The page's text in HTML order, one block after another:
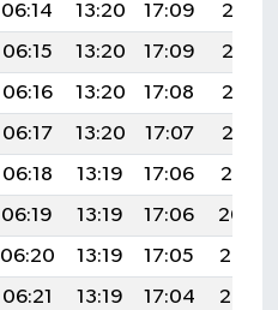
06:14 13:20 17:09
20:16
06:15 13:20 17:09
20:15
06:16 13:20 17:08
20:13
06:17 13:20 17:07
20:12
06:18 13:19 17:06
20:10
06:19 13:19 17:06
20:09
06:20 13:19 17:05
20:07
06:21 13:19 17:04
20:06